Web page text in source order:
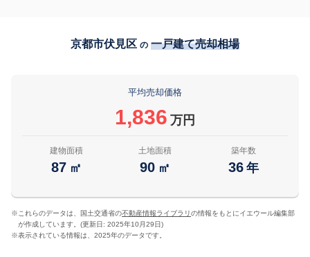
京都市伏見区 の 一戸建て売却相場
平均売却価格
1,836 万円
建物面積
87 ㎡
土地面積
90 ㎡
築年数
36 年
※ これらのデータは、国土交通省の不動産情報ライブラリの情報をもとにイエウール編集部
が作成しています。(更新日: 2025年10月29日)
※表示されている情報は、2025年のデータです。